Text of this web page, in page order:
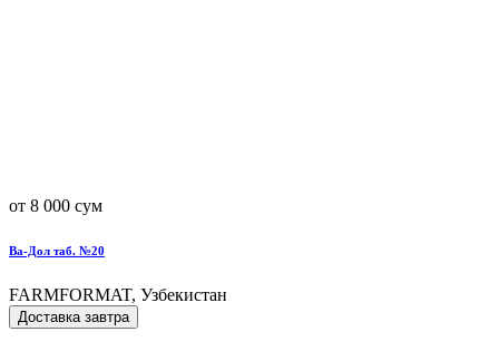
от 8 000 сум
Ва-Дол таб. №20
FARMFORMAT, Узбекистан
Доставка завтра